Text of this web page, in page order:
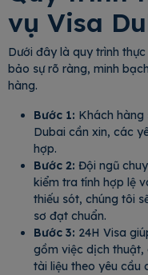
vụ Visa
Dưới đây là quy trình
bảo sự rõ ràng, minh
hàng.
Bước 1: Khách hàng
Dubai cần xin, các
hợp.
Bước 2: Đội ngũ
kiểm tra tính hợp lệ
thiếu sót, chúng tôi
sơ đạt chuẩn.
Bước 3: 24H Visa
gồm việc dịch
tài liệu theo yêu cầu